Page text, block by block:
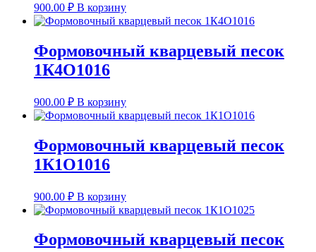
900.00 ₽ В корзину
Формовочный кварцевый песок
1К4О1016
900.00 ₽ В корзину
Формовочный кварцевый песок
1К1О1016
900.00 ₽ В корзину
Формовочный кварцевый песок